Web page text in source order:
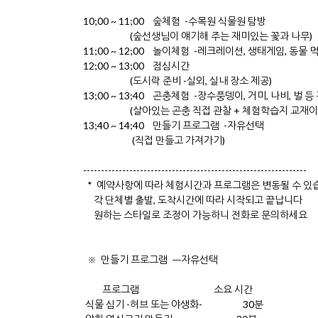
10;00 ~ 11;00 숲체험 -수목원 식물원 탐방
(숲선생님이 얘기해 주는 재미있는 꽃과 나무)
11;00 ~ 12;00 놀이체험 -레크레이션, 생태게임, 동물
12;00 ~ 13;00 점심시간
(도시락 준비 -실외, 실내 장소 제공)
13;00 ~ 13;40 곤충체험 -장수풍뎅이, 거미, 나비, 벌 등
(살아있는 곤충 직접 관찰 + 체험학습지 교재이
13;40 ~ 14;40 만들기 프로그램 -자유선택
(직접 만들고 가져가기)
---------------------------------------------------------------
* 예약사항에 따라 체험시간과 프로그램은 변동될 수 있
각 단체별 출발, 도착시간에 따라 시작되고 끝납니다
원하는 스타일로 조정이 가능하니 전화로 문의하세요
※ 만들기 프로그램 ㅡ자유선택
프로그램 소요 시간
식물 심기 -허브 또는 야생화- 30분